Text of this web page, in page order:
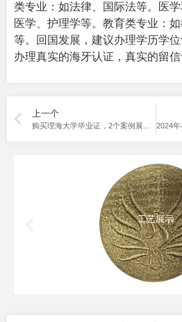
类专业：如法律、国际法等。医
医学、护理学等。教育类专业：
等。回国发展，建议办理学历学
办理真实的海牙认证，真实的留信
上一个
工艺展示